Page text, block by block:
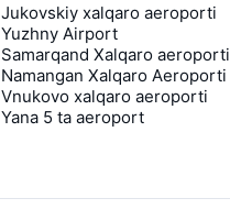
Jukovskiy xalqaro aeroporti
Yuzhny Airport
Samarqand Xalqaro aeroporti
Namangan Xalqaro Aeroporti
Vnukovo xalqaro aeroporti
Yana 5 ta aeroport